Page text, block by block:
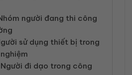
người đang thi công
sử dụng thiết bị trong
Người đi dạo trong công